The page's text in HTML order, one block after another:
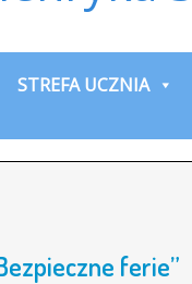
STREFA UCZNIA
ferie”